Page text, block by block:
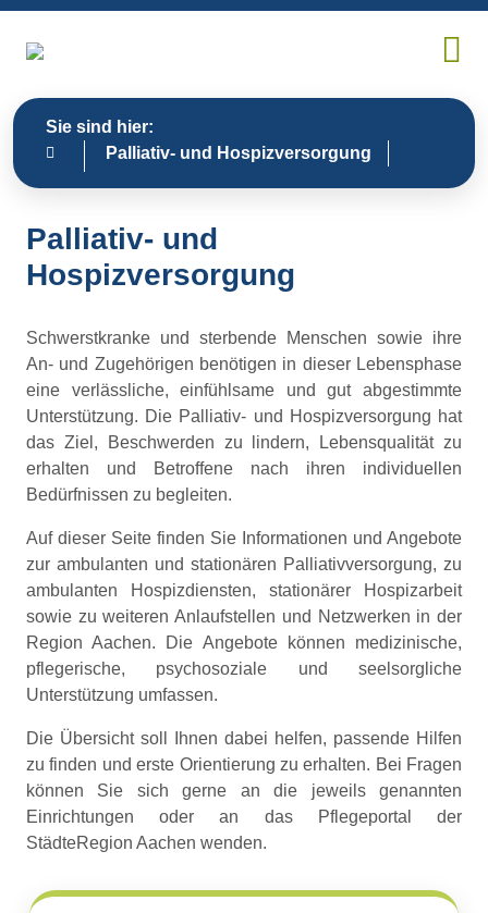
Sie sind hier:
Palliativ- und Hospizversorgung
Palliativ- und
Hospizversorgung
Schwerstkranke und sterbende Menschen sowie ihre
An- und Zugehörigen benötigen in dieser Lebensphase
eine verlässliche, einfühlsame und gut abgestimmte
Unterstützung. Die Palliativ- und Hospizversorgung hat
das Ziel, Beschwerden zu lindern, Lebensqualität zu
erhalten und Betroffene nach ihren individuellen
Bedürfnissen zu begleiten.
Auf dieser Seite finden Sie Informationen und Angebote
zur ambulanten und stationären Palliativversorgung, zu
ambulanten Hospizdiensten, stationärer Hospizarbeit
sowie zu weiteren Anlaufstellen und Netzwerken in der
Region Aachen. Die Angebote können medizinische,
pflegerische, psychosoziale und seelsorgliche
Unterstützung umfassen.
Die Übersicht soll Ihnen dabei helfen, passende Hilfen
zu finden und erste Orientierung zu erhalten. Bei Fragen
können Sie sich gerne an die jeweils genannten
Einrichtungen oder an das Pflegeportal der
StädteRegion Aachen wenden.